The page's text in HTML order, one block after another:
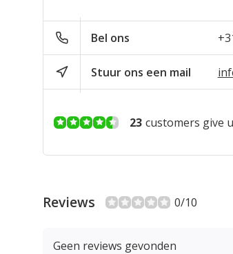
Bel ons
Stuur ons een mail
23 customers give
Reviews 0/10
Geen reviews gevonden